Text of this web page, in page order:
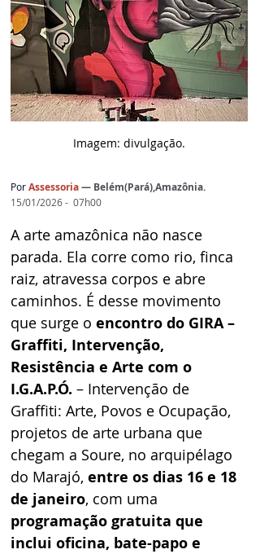
Imagem: divulgação.
Por Assessoria — Belém(Pará),Amazônia.
15/01/2026 -  07h00
A arte amazônica não nasce
parada. Ela corre como rio, finca
raiz, atravessa corpos e abre
caminhos. É desse movimento
que surge o encontro do GIRA –
Graffiti, Intervenção,
Resistência e Arte com o
I.G.A.P.Ó. – Intervenção de
Graffiti: Arte, Povos e Ocupação,
projetos de arte urbana que
chegam a Soure, no arquipélago
do Marajó, entre os dias 16 e 18
de janeiro, com uma
programação gratuita que
inclui oficina, bate-papo e